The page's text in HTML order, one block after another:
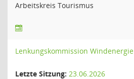
Arbeitskreis Tourismus
Lenkungskommission Windenergie
Letzte Sitzung: 23.06.2026